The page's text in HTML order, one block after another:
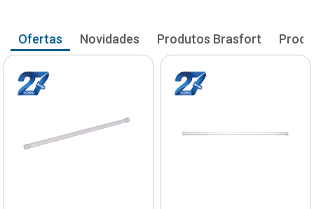
Ofertas Novidades Produtos Brasfort